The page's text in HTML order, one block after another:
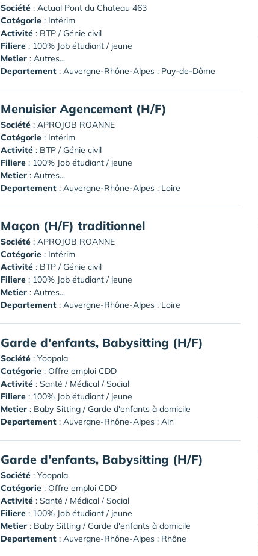
Société : Actual Pont du Chateau 463
Catégorie : Intérim
Activité : BTP / Génie civil
Filiere : 100% Job étudiant / jeune
Metier : Autres...
Departement : Auvergne-Rhône-Alpes : Puy-de-Dôme
Menuisier Agencement (H/F)
Société : APROJOB ROANNE
Catégorie : Intérim
Activité : BTP / Génie civil
Filiere : 100% Job étudiant / jeune
Metier : Autres...
Departement : Auvergne-Rhône-Alpes : Loire
Maçon (H/F) traditionnel
Société : APROJOB ROANNE
Catégorie : Intérim
Activité : BTP / Génie civil
Filiere : 100% Job étudiant / jeune
Metier : Autres...
Departement : Auvergne-Rhône-Alpes : Loire
Garde d'enfants, Babysitting (H/F)
Société : Yoopala
Catégorie : Offre emploi CDD
Activité : Santé / Médical / Social
Filiere : 100% Job étudiant / jeune
Metier : Baby Sitting / Garde d'enfants à domicile
Departement : Auvergne-Rhône-Alpes : Ain
Garde d'enfants, Babysitting (H/F)
Société : Yoopala
Catégorie : Offre emploi CDD
Activité : Santé / Médical / Social
Filiere : 100% Job étudiant / jeune
Metier : Baby Sitting / Garde d'enfants à domicile
Departement : Auvergne-Rhône-Alpes : Rhône